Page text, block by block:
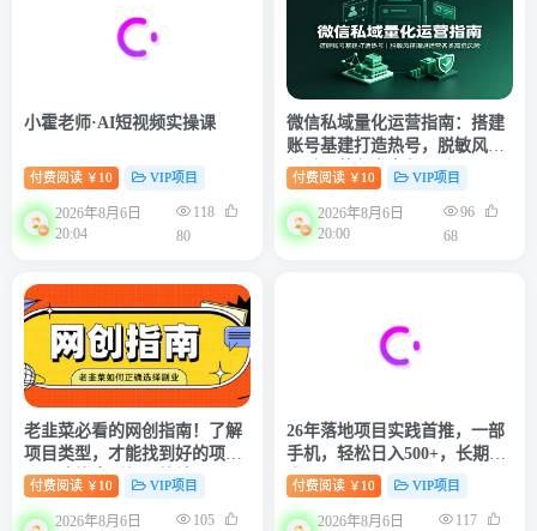
小霍老师·AI短视频实操课
付费阅读 ￥ 10 VIP项目
2026年8月6日
20:04
118
80
微信私域量化运营指南：搭建
账号基建打造热号，脱敏风控
规避运营各类高危风险
付费阅读 ￥ 10 VIP项目
2026年8月6日
20:00
96
68
老韭菜必看的网创指南！了解
项目类型，才能找到好的项
目，才能拿到想要的结果
付费阅读 ￥ 10 VIP项目
2026年8月6日
105
26年落地项目实践首推，一部
手机，轻松日入500+，长期稳
定付费阅读 ￥ 10 VIP项目
2026年8月6日
117